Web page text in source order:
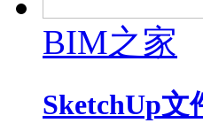
BIM之家
SketchUp文